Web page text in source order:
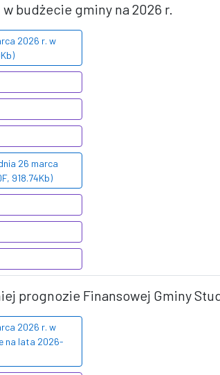
budżecie gminy na 2026 r.
2026 r. w
26 marca
918.74Kb)
prognozie Finansowej Gminy
2026 r. w
na lata 2026-